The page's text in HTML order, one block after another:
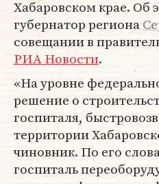
Хабаровском крае. Об
губернатор региона
совещании в
РИА Новости.
«На уровне
решение о
госпиталя,
территории
чиновник. По его
госпиталь